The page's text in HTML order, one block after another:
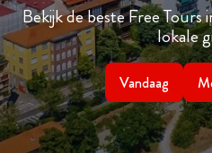
Bekijk de beste Free Tours
lokale
Vandaag